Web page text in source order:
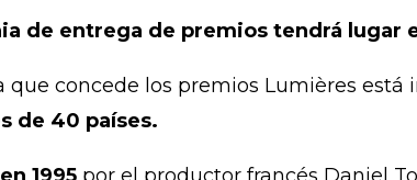
de entrega de premios tendrá lugar
que concede los premios Lumières está
de 40 países.